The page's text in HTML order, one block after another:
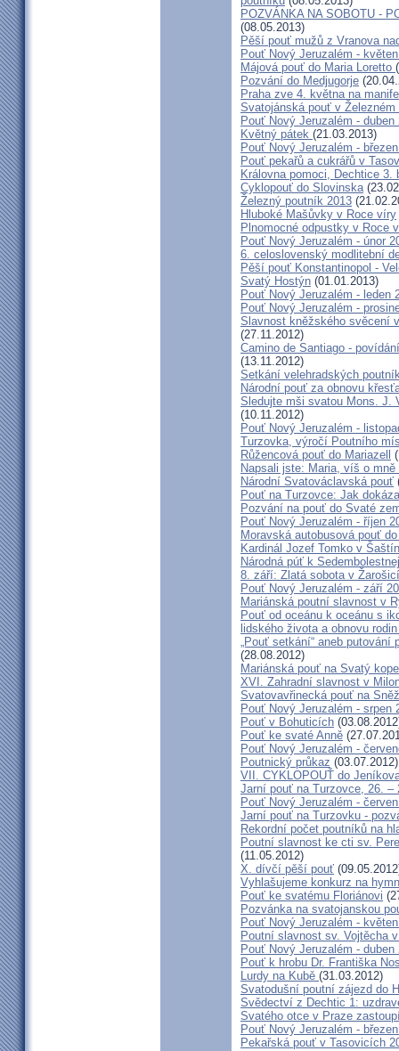
POZVÁNKA NA SOBOTU -
(08.05.2013)
Pěší pouť mužů z Vranova
Pouť Nový Jeruzalém -
Májová pouť do Maria Loretto
Pozvání do Medjugorje
Praha zve 4. května na
Svatojánská pouť v Železném
Pouť Nový Jeruzalém - duben
Květný pátek (21.03.2013)
Pouť Nový Jeruzalém -
Pouť pekařů a cukrářů v
Královna pomoci, Dechtice
Cyklopouť do Slovinska
Železný poutník 2013
Hluboké Mašůvky v Roce víry
Plnomocné odpustky v Roce
Pouť Nový Jeruzalém - únor
6. celoslovenský modlitební
Pěší pouť Konstantinopol -
Svatý Hostýn (01.01.2013)
Pouť Nový Jeruzalém - leden
Pouť Nový Jeruzalém -
Slavnost kněžského svěcení
(27.11.2012)
Camino de Santiago -
(13.11.2012)
Setkání velehradských
Národní pouť za obnovu
Sledujte mši svatou Mons. J.
(10.11.2012)
Pouť Nový Jeruzalém -
Turzovka, výročí Poutního
Růžencová pouť do Mariazell
Napsali jste: Maria, víš o mně
Národní Svatováclavská pouť
Pouť na Turzovce: Jak
Pozvání na pouť do Svaté
Pouť Nový Jeruzalém - říjen
Moravská autobusová pouť
Kardinál Jozef Tomko v
Národná púť k
8. září: Zlatá sobota v
Pouť Nový Jeruzalém - září
Mariánská poutní slavnost v
Pouť od oceánu k oceánu s
lidského života a obnovu
„Pouť setkání“ aneb putování
(28.08.2012)
Mariánská pouť na Svatý
XVI. Zahradní slavnost v
Svatovavřinecká pouť na
Pouť Nový Jeruzalém - srpen
Pouť v Bohuticích
Pouť ke svaté Anně
Pouť Nový Jeruzalém -
Poutnický průkaz (03.07.2012)
VII. CYKLOPOUŤ do
Jarní pouť na Turzovce, 26. –
Pouť Nový Jeruzalém -
Jarní pouť na Turzovku -
Rekordní počet poutníků na
Poutní slavnost ke cti sv.
(11.05.2012)
X. dívčí pěší pouť
Vyhlašujeme konkurz na
Pouť ke svatému Floriánovi
Pozvánka na svatojanskou
Pouť Nový Jeruzalém -
Poutní slavnost sv. Vojtěcha
Pouť Nový Jeruzalém - duben
Pouť k hrobu Dr. Františka
Lurdy na Kubě (31.03.2012)
Svatodušní poutní zájezd do
Svědectví z Dechtic 1:
Svatého otce v Praze
Pouť Nový Jeruzalém -
Pekařská pouť v Tasovicích